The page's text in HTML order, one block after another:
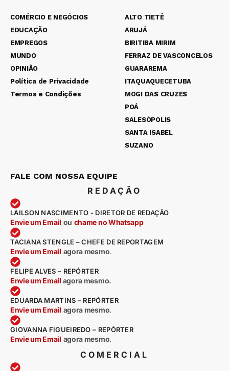
COMÉRCIO E NEGÓCIOS
EDUCAÇÃO
EMPREGOS
MUNDO
OPINIÃO
Política de Privacidade
Termos e Condições
ALTO TIETÊ
ARUJÁ
BIRITIBA MIRIM
FERRAZ DE VASCONCELOS
GUARAREMA
ITAQUAQUECETUBA
MOGI DAS CRUZES
POÁ
SALESÓPOLIS
SANTA ISABEL
SUZANO
FALE COM NOSSA EQUIPE
REDAÇÃO
LAILSON NASCIMENTO - DIRETOR DE REDAÇÃO
Envie um Email ou chame no Whatsapp
TACIANA STENGLE – CHEFE DE REPORTAGEM
Envie um Email agora mesmo.
FELIPE ALVES – REPÓRTER
Envie um Email agora mesmo.
EDUARDA MARTINS – REPÓRTER
Envie um Email agora mesmo.
GIOVANNA FIGUEIREDO – REPÓRTER
Envie um Email agora mesmo.
COMERCIAL